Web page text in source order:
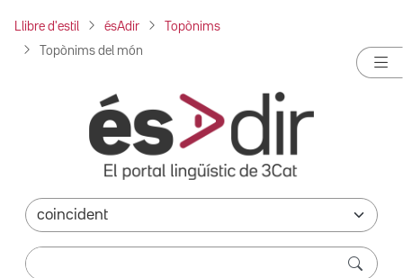
Llibre d'estil ésAdir Topònims
Topònims del món